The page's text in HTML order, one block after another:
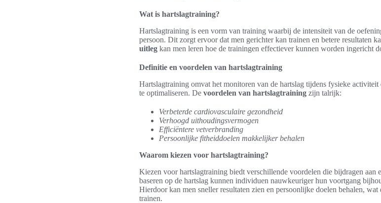
Wat is hartslagtraining?
Hartslagtraining is een vorm van training waarbij de intensiteit van de
persoon. Dit zorgt ervoor dat men gerichter kan trainen en betere resultaten
uitleg kan men leren hoe de trainingen effectiever kunnen worden ingericht
Definitie en voordelen van hartslagtraining
Hartslagtraining omvat het monitoren van de hartslag tijdens fysieke
te optimaliseren. De voordelen van hartslagtraining zijn talrijk:
Verbeterde cardiovasculaire gezondheid
Verhoogd uithoudingsvermogen
Efficiëntere vetverbranding
Persoonlijke fitheiddoelen makkelijker behalen
Waarom kiezen voor hartslagtraining?
Kiezen voor hartslagtraining biedt verschillende voordelen die bijdragen aan
baseren op de hartslag kunnen individuen nauwkeuriger hun voortgang
Hierdoor kan men sneller resultaten zien en persoonlijke doelen behalen,
trainen.